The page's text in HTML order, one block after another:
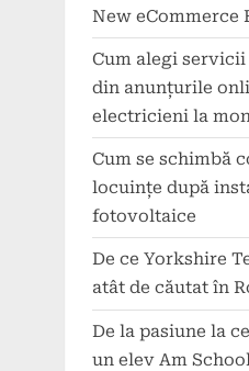
New eCommerce
Cum alegi
din anunțurile
electricieni la
Cum se schimbă
locuințe după
fotovoltaice
De ce Yorkshire
atât de căutat în
De la pasiune la
un elev Am